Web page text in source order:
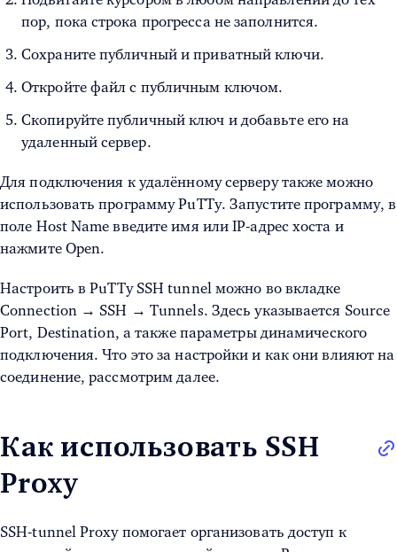
пор, пока строка прогресса не заполнится.
Сохраните публичный и приватный ключи.
Откройте файл с публичным ключом.
Скопируйте публичный ключ и добавьте его на
удаленный сервер.
Для подключения к удалённому серверу также можно
использовать программу PuTTy. Запустите программу, в
поле Host Name введите имя или IP-адрес хоста и
нажмите Open.
Настроить вPuTTy SSH tunnel можно во вкладке
Connection → SSH → Tunnels. Здесь указывается Source
Port, Destination, а также параметры динамического
подключения. Что это за настройки и как они влияют на
соединение, рассмотрим далее.
Как использовать SSH
Proxy
SSH-tunnel Proxy помогает организовать доступ к